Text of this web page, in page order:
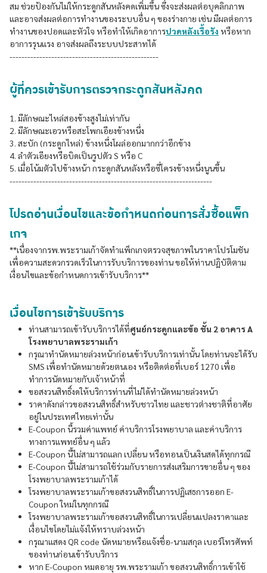
สม ช่วยป้องกันไม่ให้กระดูกสันหลังคดเพิ่มขึ้น ซึ่งจะส่งผลต่อบุคลิกภาพ
และอาจส่งผลต่อการทำงานของระบบอื่น ๆ ของร่างกาย เช่น มีผลต่อการ
ทำงานของปอดและหัวใจ หรือทำให้เกิดอาการปวดหลังเรื้อรัง หรือหาก
อาการรุนแรง อาจส่งผลถึงระบบประสาทได้
--------------------------------------------------
ผู้ที่ควรเข้ารับการตรวจกระดูกสันหลังคด
1. มีลักษณะไหล่สองข้างสูงไม่เท่ากัน
2. มีลักษณะเอวหรือสะโพกเอียงข้างหนึ่ง
3. สะบัก (กระดูกไหล่) ข้างหนึ่งโผล่ออกมากกว่าอีกข้าง
4. ลำตัวเอียงหรือบิดเป็นรูปตัว S หรือ C
5. เมื่อโน้มตัวไปข้างหน้า กระดูกสันหลังหรือซี่โครงข้างหนึ่งนูนขึ้น
--------------------------------------------------------------------
โปรดอ่านเงื่อนไขและข้อกำหนดก่อนการสั่งซื้อแพ็ก
เกจ
**เนื่องจากรพ.พระรามเก้าจัดทำแพ็กเกจตรวจสุขภาพในราคาโปรโมชัน
เพื่อความสะดวกรวดเร็วในการรับบริการของท่าน ขอให้ท่านปฏิบัติตาม
เงื่อนไขและข้อกำหนดการเข้ารับบริการ**
เงื่อนไขการเข้ารับบริการ
ท่านสามารถเข้ารับบริการได้ที่ศูนย์กระดูกและข้อ ชั้น 2 อาคาร A
โรงพยาบาลพระรามเก้า
กรุณาทำนัดหมายล่วงหน้าก่อนเข้ารับบริการเท่านั้น โดยท่านจะได้รับ
SMS เพื่อทำนัดหมายด้วยตนเอง หรือติดต่อที่เบอร์ 1270 เพื่อ
ทำการนัดหมายกับเจ้าหน้าที่
ขอสงวนสิทธิ์งดให้บริการท่านที่ไม่ได้ทำนัดหมายล่วงหน้า
ราคาดังกล่าวขอสงวนสิทธิ์สำหรับชาวไทย และชาวต่างชาติที่อาศัย
อยู่ในประเทศไทยเท่านั้น
E-Coupon นี้รวมค่าแพทย์ ค่าบริการโรงพยาบาล และค่าบริการ
ทางการแพทย์อื่น ๆ แล้ว
E-Coupon นี้ไม่สามารถแลก เปลี่ยน หรือทอนเป็นเงินสดได้ทุกกรณี
E-Coupon นี้ไม่สามารถใช้ร่วมกับรายการส่งเสริมการขายอื่น ๆ ของ
โรงพยาบาลพระรามเก้าได้
โรงพยาบาลพระรามเก้าขอสงวนสิทธิ์ในการปฏิเสธการออก E-
Coupon ใหม่ในทุกกรณี
โรงพยาบาลพระรามเก้าขอสงวนสิทธิ์ในการเปลี่ยนแปลงราคาและ
เงื่อนไขโดยไม่แจ้งให้ทราบล่วงหน้า
กรุณาแสดง QR code นัดหมายหรือแจ้งชื่อ-นามสกุล เบอร์โทรศัพท์
ของท่านก่อนเข้ารับบริการ
หาก E-Coupon หมดอายุ รพ.พระรามเก้า ขอสงวนสิทธิ์การเข้าใช้